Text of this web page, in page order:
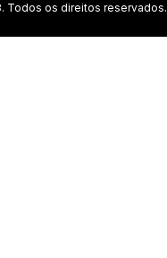
Todos os direitos reservados.